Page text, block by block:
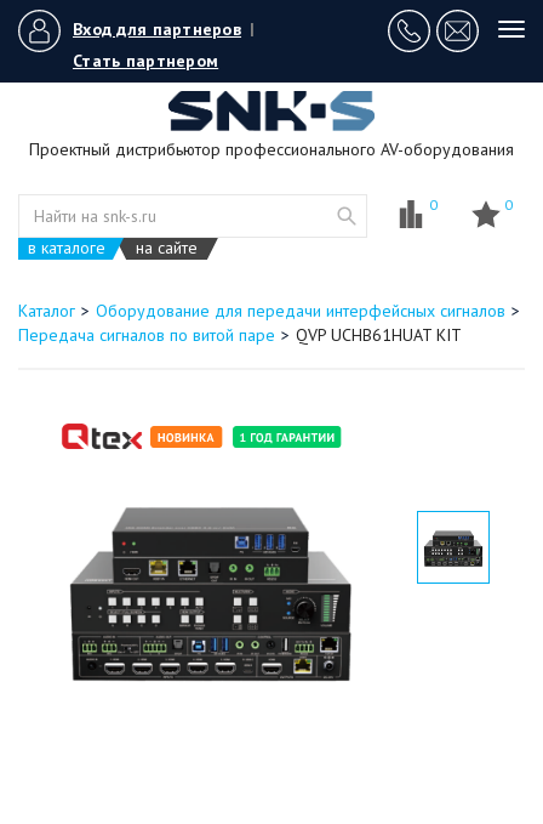
Вход для партнеров |
Стать партнером
Проектный дистрибьютор профессионального AV-оборудования
в каталоге на сайте
0 0
Каталог
Оборудование для передачи интерфейсных сигналов
Передача сигналов по витой паре
QVP UCHB61HUAT KIT